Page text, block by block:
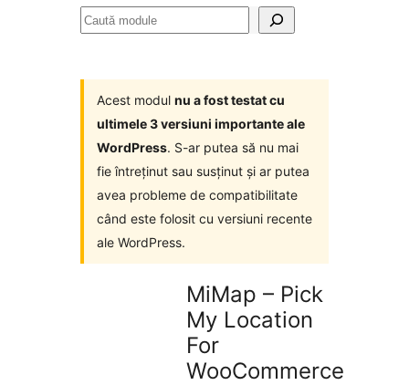
Caută
Acest modul nu a fost testat cu
ultimele 3 versiuni importante ale
WordPress. S-ar putea să nu mai
fie întreținut sau susținut și ar putea
avea probleme de compatibilitate
când este folosit cu versiuni recente
ale WordPress.
MiMap – Pick
My Location
For
WooCommerce